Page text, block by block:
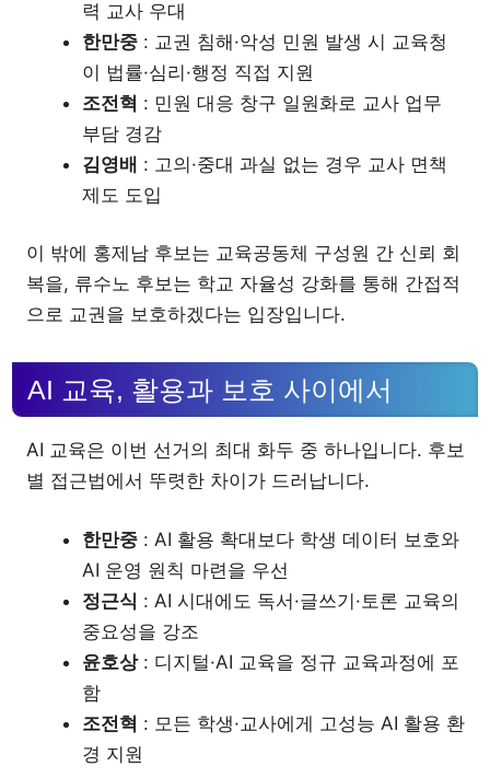
력 교사 우대
한만중 : 교권 침해·악성 민원 발생 시 교육청
이 법률·심리·행정 직접 지원
조전혁 : 민원 대응 창구 일원화로 교사 업무
부담 경감
김영배 : 고의·중대 과실 없는 경우 교사 면책
제도 도입
이 밖에 홍제남 후보는 교육공동체 구성원 간 신뢰 회
복을, 류수노 후보는 학교 자율성 강화를 통해 간접적
으로 교권을 보호하겠다는 입장입니다.
AI 교육, 활용과 보호 사이에서
AI 교육은 이번 선거의 최대 화두 중 하나입니다. 후보
별 접근법에서 뚜렷한 차이가 드러납니다.
한만중 : AI 활용 확대보다 학생 데이터 보호와
AI 운영 원칙 마련을 우선
정근식 : AI 시대에도 독서·글쓰기·토론 교육의
중요성을 강조
윤호상: 디지털·AI 교육을 정규 교육과정에 포
함
조전혁 : 모든 학생·교사에게 고성능 AI 활용 환
경 지원